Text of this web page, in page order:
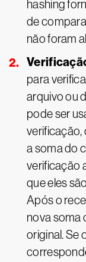
hashing
de
não foram
para
arquivo ou
pode ser
verificação,
a soma do
verificação
que eles
Após o
nova soma
original. Se